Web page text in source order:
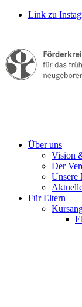
Link zu
Über uns
Vision
Der
Unsere
Für Eltern